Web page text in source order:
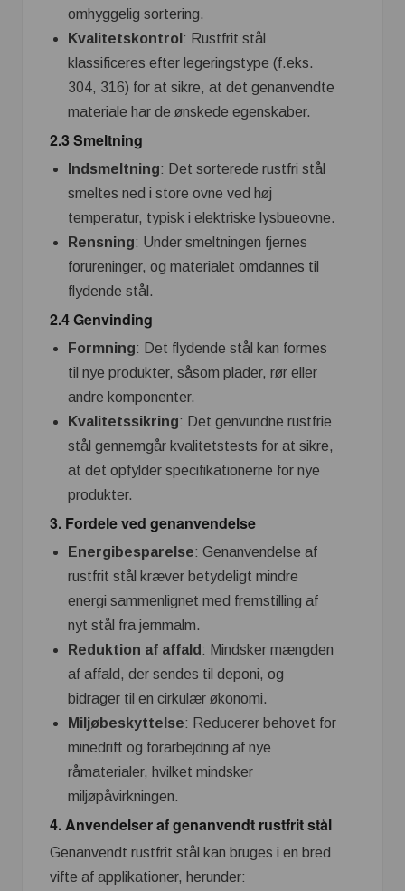
omhyggelig sortering.
Kvalitetskontrol : Rustfrit stål
klassificeres efter legeringstype (f.eks.
304, 316) for at sikre, at det genanvendte
materiale har de ønskede egenskaber.
2.3 Smeltning
Indsmeltning: Det sorterede rustfri stål
smeltes ned i store ovne ved høj
temperatur, typisk i elektriske lysbueovne.
Rensning: Under smeltningen fjernes
forureninger, og materialet omdannes til
flydende stål.
2.4 Genvinding
Formning: Det flydende stål kan formes
til nye produkter, såsom plader, rør eller
andre komponenter.
Kvalitetssikring: Det genvundne rustfrie
stål gennemgår kvalitetstests for at sikre,
at det opfylder specifikationerne for nye
produkter.
3. Fordele ved genanvendelse
Energibesparelse: Genanvendelse af
rustfrit stål kræver betydeligt mindre
energi sammenlignet med fremstilling af
nyt stål fra jernmalm.
Reduktion af affald : Mindsker mængden
af affald, der sendes til deponi, og
bidrager til en cirkulær økonomi.
Miljøbeskyttelse: Reducerer behovet for
minedrift og forarbejdning af nye
råmaterialer, hvilket mindsker
miljøpåvirkningen.
4. Anvendelser af genanvendt rustfrit stål
Genanvendt rustfrit stål kan bruges i en bred
vifte af applikationer, herunder: